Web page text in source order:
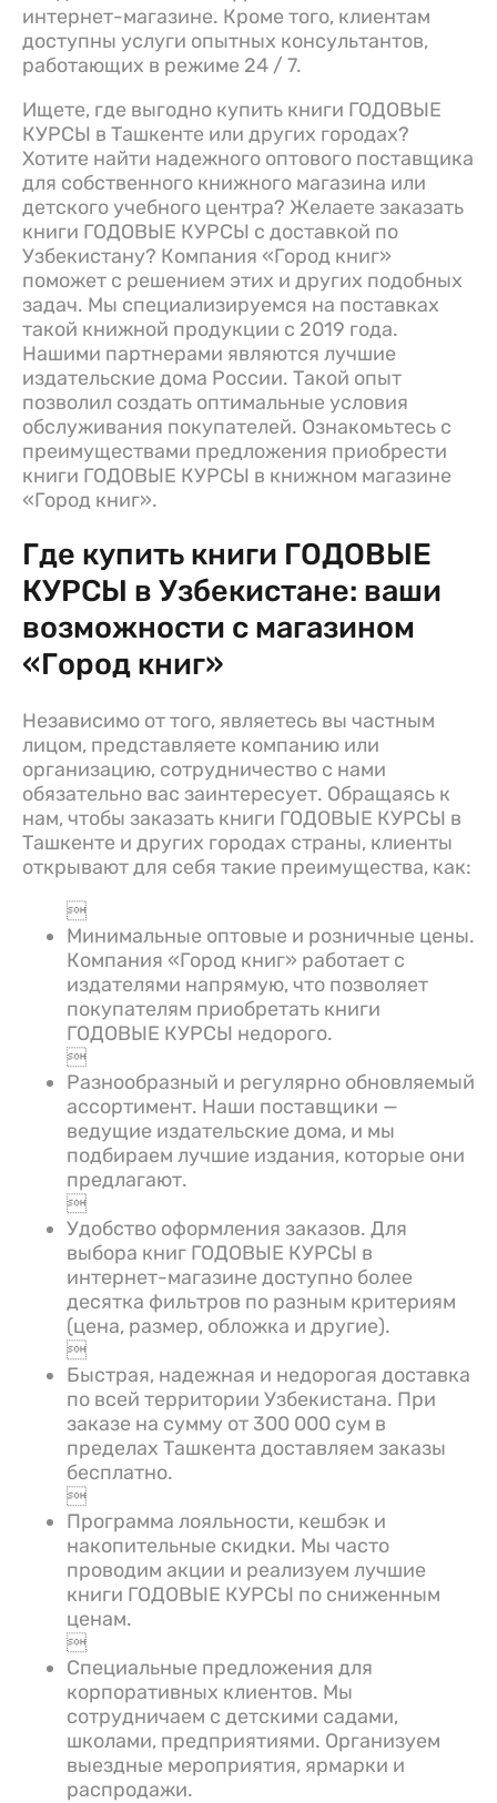
интернет-магазине. Кроме того, клиентам
доступны услуги опытных консультантов,
работающих в режиме 24 / 7.
Ищете, где выгодно купить книги ГОДОВЫЕ
КУРСЫ в Ташкенте или других городах?
Хотите найти надежного оптового поставщика
для собственного книжного магазина или
детского учебного центра? Желаете заказать
книги ГОДОВЫЕ КУРСЫ с доставкой по
Узбекистану? Компания «Город книг»
поможет с решением этих и других подобных
задач. Мы специализируемся на поставках
такой книжной продукции с 2019 года.
Нашими партнерами являются лучшие
издательские дома России. Такой опыт
позволил создать оптимальные условия
обслуживания покупателей. Ознакомьтесь с
преимуществами предложения приобрести
книги ГОДОВЫЕ КУРСЫ в книжном магазине
«Город книг».
Где купить книги ГОДОВЫЕ
КУРСЫ в Узбекистане: ваши
возможности с магазином
«Город книг»
Независимо от того, являетесь вы частным
лицом, представляете компанию или
организацию, сотрудничество с нами
обязательно вас заинтересует. Обращаясь к
нам, чтобы заказать книги ГОДОВЫЕ КУРСЫ в
Ташкенте и других городах страны, клиенты
открывают для себя такие преимущества, как:

Минимальные оптовые и розничные цены.
Компания «Город книг» работает с
издателями напрямую, что позволяет
покупателям приобретать книги
ГОДОВЫЕ КУРСЫ недорого.

Разнообразный и регулярно обновляемый
ассортимент. Наши поставщики —
ведущие издательские дома, и мы
подбираем лучшие издания, которые они
предлагают.

Удобство оформления заказов. Для
выбора книг ГОДОВЫЕ КУРСЫ в
интернет-магазине доступно более
десятка фильтров по разным критериям
(цена, размер, обложка и другие).

Быстрая, надежная и недорогая доставка
по всей территории Узбекистана. При
заказе на сумму от 300 000 сум в
пределах Ташкента доставляем заказы
бесплатно.

Программа лояльности, кешбэк и
накопительные скидки. Мы часто
проводим акции и реализуем лучшие
книги ГОДОВЫЕ КУРСЫ по сниженным
ценам.

Специальные предложения для
корпоративных клиентов. Мы
сотрудничаем с детскими садами,
школами, предприятиями. Организуем
выездные мероприятия, ярмарки и
распродажи.